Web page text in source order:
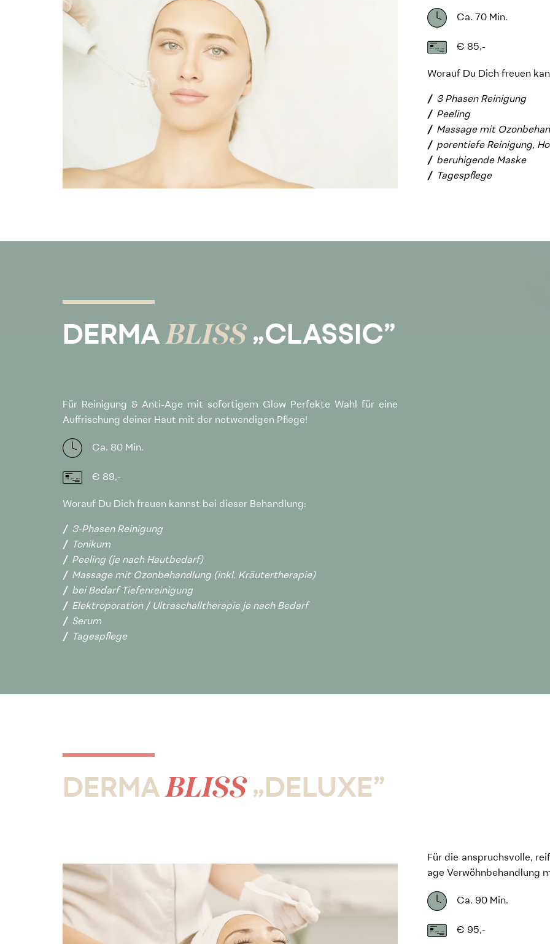
Ca. 70 Min.
€ 85,-
Worauf Du Dich freuen
3 Phasen Reinigung
Peeling
Massage mit
porentiefe Reinigung,
beruhigende Maske
Tagespflege
DERMABLISS „CLASSIC”
Für Reinigung & Anti-Age mit sofortigem Glow Perfekte Wahl für eine
Auffrischung deiner Haut mit der notwendigen Pflege!
Ca. 80 Min.
€ 89,-
Worauf Du Dich freuen kannst bei dieser Behandlung:
3-Phasen Reinigung
Tonikum
Peeling (je nach Hautbedarf)
Massage mit Ozonbehandlung (inkl. Kräutertherapie)
bei Bedarf Tiefenreinigung
Elektroporation / Ultraschalltherapie je nach Bedarf
Serum
Tagespflege
DERMABLISS „DELUXE”
Für die anspruchsvolle,
age Verwöhnbehandlung
Ca. 90 Min.
€ 95,-